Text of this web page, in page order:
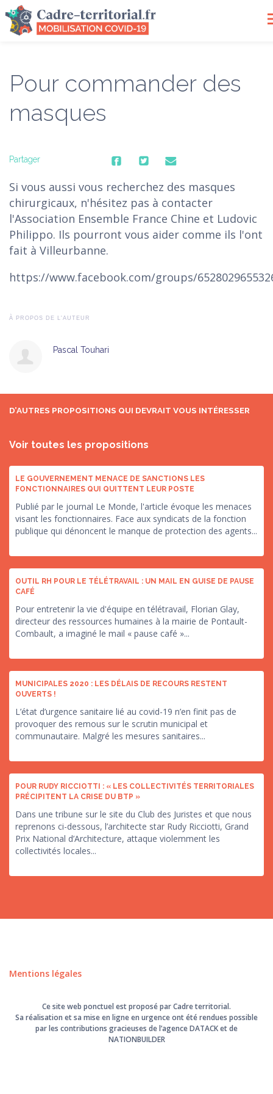
Pour commander des
masques
Partager
Si vous aussi vous recherchez des masques
chirurgicaux, n'hésitez pas à contacter
l'Association Ensemble France Chine et Ludovic
Philippo. Ils pourront vous aider comme ils l'ont
fait à Villeurbanne.
https://www.facebook.com/groups/
À PROPOS DE L'AUTEUR
Pascal Touhari
D’AUTRES PROPOSITIONS QUI DEVRAIT VOUS INTÉRESSER
Voir toutes les propositions
LE GOUVERNEMENT MENACE DE SANCTIONS LES
FONCTIONNAIRES QUI QUITTENT LEUR POSTE
Publié par le journal Le Monde, l'article évoque les menaces
visant les fonctionnaires. Face aux syndicats de la fonction
publique qui dénoncent le manque de protection des agents...
OUTIL RH POUR LE TÉLÉTRAVAIL : UN MAIL EN GUISE DE PAUSE
CAFÉ
Pour entretenir la vie d'équipe en télétravail, Florian Glay,
directeur des ressources humaines à la mairie de Pontault-
Combault, a imaginé le mail « pause café »...
MUNICIPALES 2020 : LES DÉLAIS DE RECOURS RESTENT
OUVERTS !
L’état d’urgence sanitaire lié au covid-19 n’en finit pas de
provoquer des remous sur le scrutin municipal et
communautaire. Malgré les mesures sanitaires...
POUR RUDY RICCIOTTI : « LES COLLECTIVITÉS TERRITORIALES
PRÉCIPITENT LA CRISE DU BTP »
Dans une tribune sur le site du Club des Juristes et que nous
reprenons ci-dessous, l’architecte star Rudy Ricciotti, Grand
Prix National d’Architecture, attaque violemment les
collectivités locales...
Mentions légales
Ce site web ponctuel est proposé par Cadre territorial.
Sa réalisation et sa mise en ligne en urgence ont été rendues possible
par les contributions gracieuses de l’agenceDATACKet de
NATIONBUILDER